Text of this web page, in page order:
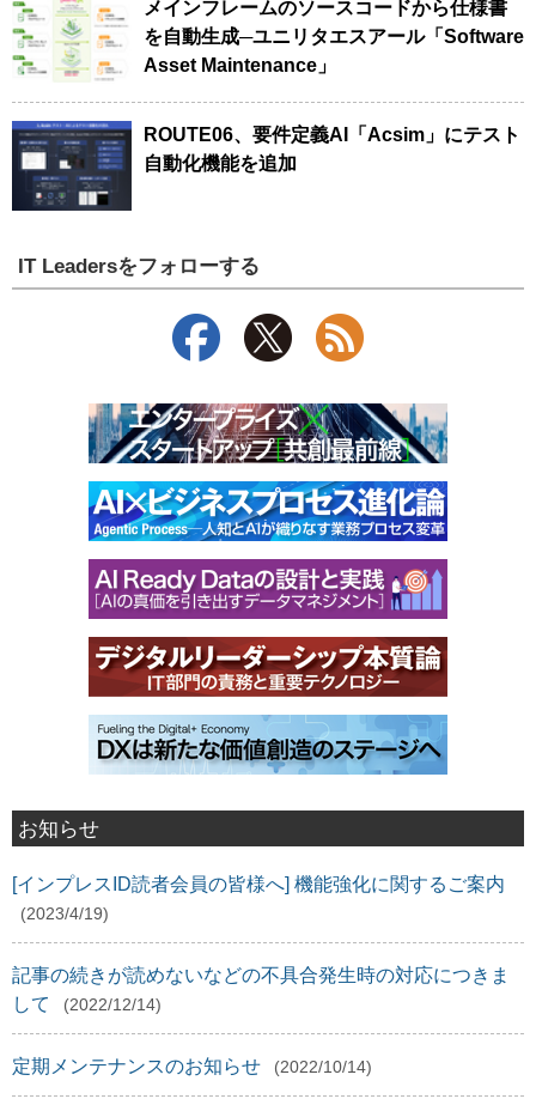
メインフレームのソースコードから仕様書
を自動生成─ユニリタエスアール「Software
Asset Maintenance」
ROUTE06、要件定義AI「Acsim」にテスト
自動化機能を追加
IT Leadersをフォローする
お知らせ
[インプレスID読者会員の皆様へ] 機能強化に関するご案内
(2023/4/19)
記事の続きが読めないなどの不具合発生時の対応につきま
して
(2022/12/14)
定期メンテナンスのお知らせ (2022/10/14)